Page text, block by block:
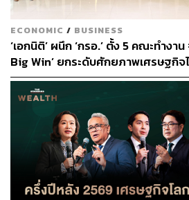
สามารถติดตาม THE
ผ่านแอปพลิเคชันต่างๆ ที่คุณสะดวกหรื
การลงทุน
CPN
บริษัท เซ็นทรัลพัฒนา จำกัด (มห
รังสิต
ชนวัฒน์ เอื้อวัฒนะสกุล
ECONOMIC / BUSINESS
‘เอกนิติ’ ผนึก ‘กรอ.’ ตั้ง 5 คณะทำงา
Big Win’ ยกระดับศักยภาพเศรษฐกิจ